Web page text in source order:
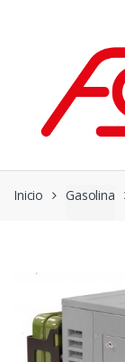
Inicio Gasolina